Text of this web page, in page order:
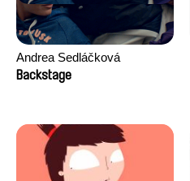
Andrea Sedláčková
Backstage